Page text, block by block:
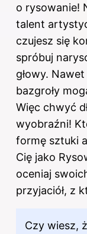
o rysowanie!
talent
czujesz się
spróbuj
głowy.
bazgroły
Więc chwyć
wyobraźni!
formę sztuki
Cię jako
oceniaj
przyjaciół, z
Czy wiesz,